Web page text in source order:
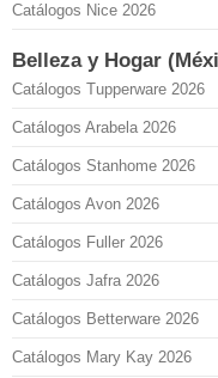
Catálogos Nice 2026
Belleza y Hogar
Catálogos Tupperware 2026
Catálogos Arabela 2026
Catálogos Stanhome 2026
Catálogos Avon 2026
Catálogos Fuller 2026
Catálogos Jafra 2026
Catálogos Betterware 2026
Catálogos Mary Kay 2026